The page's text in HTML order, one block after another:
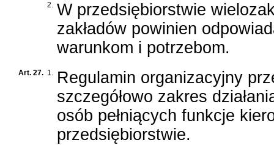
2. W przedsiębiorstwie
zakładów powinien
warunkom i potrzebom.
Art. 27. 1. Regulamin organizacyjny
szczegółowo zakres
osób pełniących funkcje
przedsiębiorstwie.